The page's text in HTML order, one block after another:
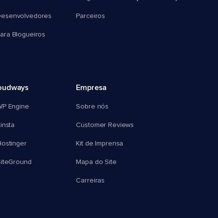
Blogueiros
Parceiros
Engine
Empresa
Sobre nós
Customer Reviews
Kit de Imprensa
Mapa do Site
Carreiras